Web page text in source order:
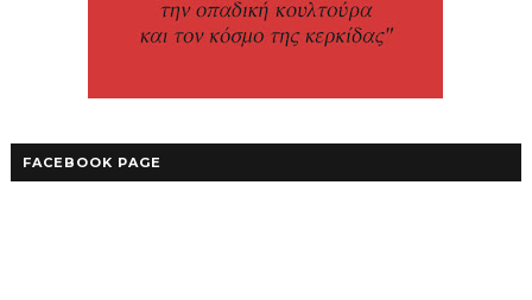
FACEBOOK PAGE